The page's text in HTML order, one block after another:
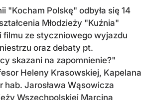
"Kocham Polskę" odbyła się 14
Młodzieży "Kuźnia"
filmu ze styczniowego wyjazdu
oraz debaty pt.
skazani na zapomnienie?"
Heleny Krasowskiej, Kapelana
hab. Jarosława Wąsowicza
Wszechpolskiej Marcina